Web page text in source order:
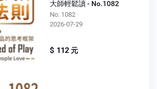
大師輕鬆讀 - No.1082
No. 1082
2026-07-29
$ 112 元